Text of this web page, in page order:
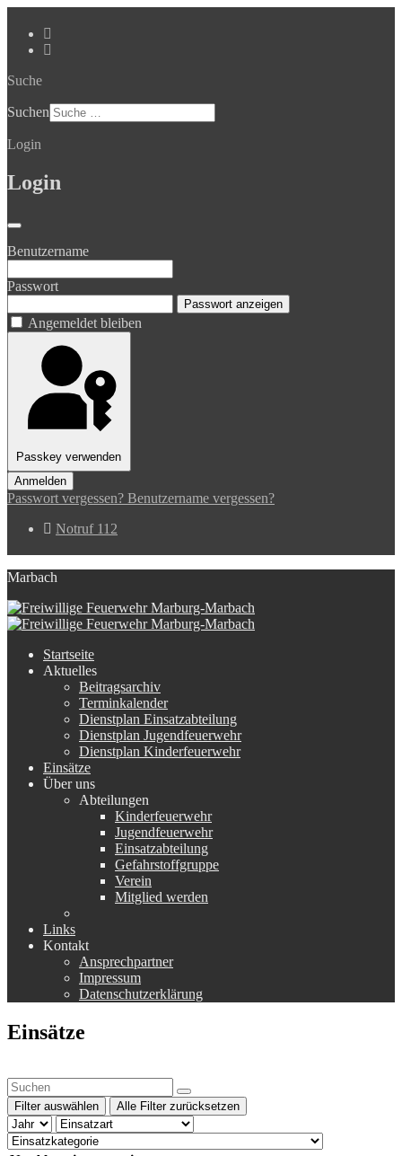
Suche
Suchen
Login
Login
Benutzername
Passwort
Passwort anzeigen
Angemeldet bleiben
Passkey verwenden
Anmelden
Passwort vergessen? Benutzername vergessen?
Notruf 112
Marbach
Startseite
Aktuelles
Beitragsarchiv
Terminkalender
Dienstplan Einsatzabteilung
Dienstplan Jugendfeuerwehr
Dienstplan Kinderfeuerwehr
Einsätze
Über uns
Abteilungen
Kinderfeuerwehr
Jugendfeuerwehr
Einsatzabteilung
Gefahrstoffgruppe
Verein
Mitglied werden
Links
Kontakt
Ansprechpartner
Impressum
Datenschutzerklärung
Einsätze
Filter auswählen Alle Filter zurücksetzen